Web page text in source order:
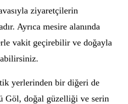
ziyaretçilerin
Ayrıca mesire alanında
vakit geçirebilir ve doğayla
yerlerinden bir diğeri de
Göl, doğal güzelliği ve serin